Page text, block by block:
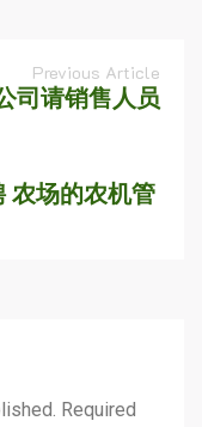
Previous Article
司请销售人员
农场的农机管
Required